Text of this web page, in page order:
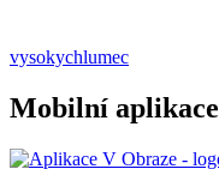
vysokychlumec
Mobilní aplikace